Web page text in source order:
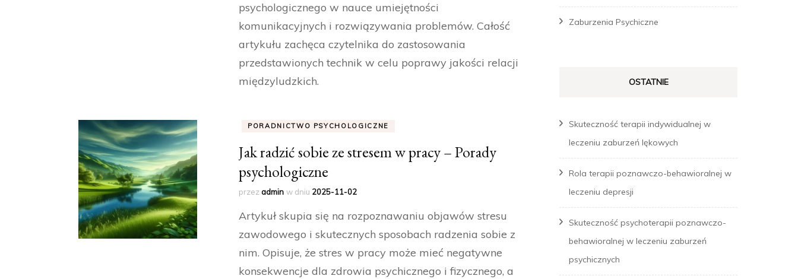
psychologicznego w nauce umiejętności
komunikacyjnych i rozwiązywania problemów. Całość
artykułu zachęca czytelnika do zastosowania
przedstawionych technik w celu poprawy jakości relacji
międzyludzkich.
PORADNICTWO PSYCHOLOGICZNE
Jak radzić sobie ze stresem w pracy – Porady
psychologiczne
przezadmin w dniu 2025-11-02
Artykuł skupia się na rozpoznawaniu objawów stresu
zawodowego i skutecznych sposobach radzenia sobie z
nim. Opisuje, że stres w pracy może mieć negatywne
konsekwencje dla zdrowia psychicznego i fizycznego, a
Zaburzenia Psychiczne
OSTATNIE
Skuteczność terapii indywidualnej w
leczeniu zaburzeń lękowych
Rola terapii poznawczo-behawioralnej w
leczeniu depresji
Skuteczność psychoterapii poznawczo-
behawioralnej w leczeniu zaburzeń
psychicznych